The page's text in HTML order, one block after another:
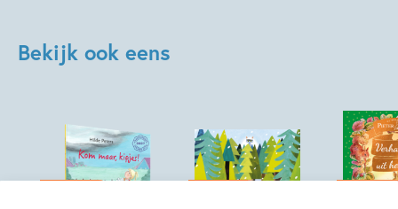
Bekijk ook eens